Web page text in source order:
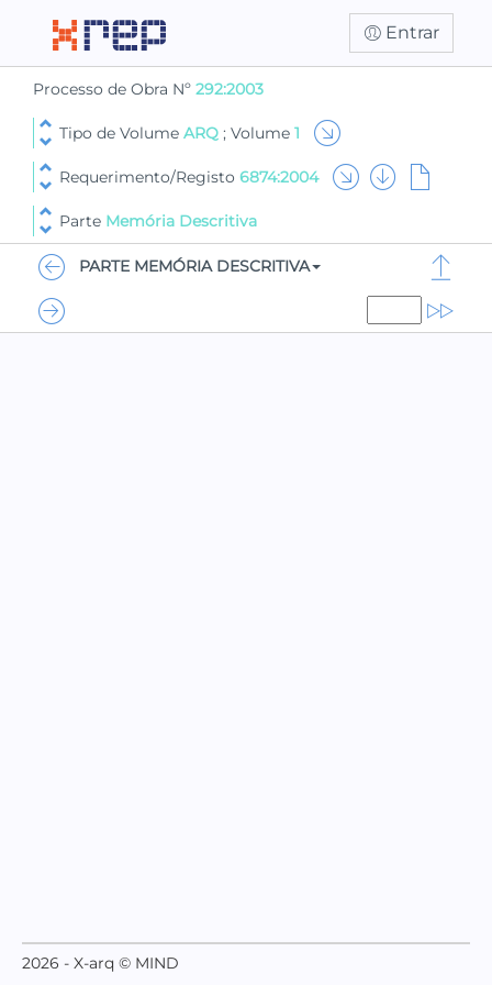
Entrar
Processo de Obra Nº 292:2003
Tipo de Volume ARQ ; Volume 1
Requerimento/Registo 6874:2004
Parte Memória Descritiva
PARTE MEMÓRIA DESCRITIVA
2026 - X-arq © MIND